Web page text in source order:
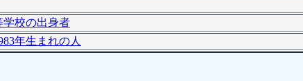
学校の出身者
年生まれの人